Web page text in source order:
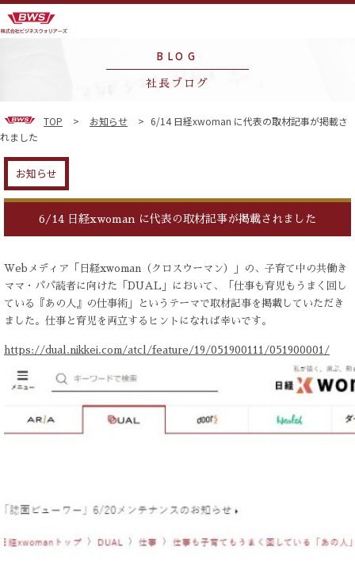
BLOG
社長ブログ
TOP > お知らせ > 6/14 日経xwoman に代表の取材記事が掲載さ
れました
お知らせ
6/14 日経xwoman に代表の取材記事が掲載されました
Web メディア「日経xwoman （クロスウーマン）」の、子育て中の共働き
ママ・パパ読者に向けた「 DUAL 」において、「仕事も育児もうまく回し
ている『あの人』の仕事術」というテーマで取材記事を掲載していただき
ました。仕事と育児を両立するヒントになれば幸いです。
https://dual.nikkei.com/atcl/feature/19/051900111/051900001/